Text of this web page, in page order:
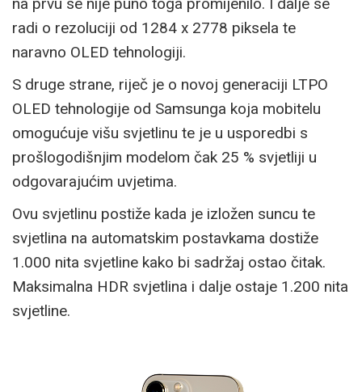
radi o rezoluciji od 1284 x 2778 piksela te
naravno OLED tehnologiji.
S druge strane, riječ je o novoj generaciji LTPO
OLED tehnologije od Samsunga koja mobitelu
omogućuje višu svjetlinu te je u usporedbi s
prošlogodišnjim modelom čak 25 % svjetliji u
odgovarajućim uvjetima.
Ovu svjetlinu postiže kada je izložen suncu te
svjetlina na automatskim postavkama dostiže
1.000 nita svjetline kako bi sadržaj ostao čitak.
Maksimalna HDR svjetlina i dalje ostaje 1.200 nita
svjetline.